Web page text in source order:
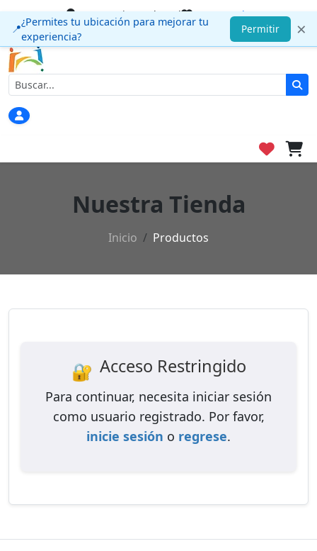
📍
¿Permites tu ubicación para mejorar tu
experiencia?
Permitir ×
22 usuarios en la red
Haz match!
contacto@encompra.com
Nuestra Tienda
Inicio Productos
🔐 Acceso Restringido
Para continuar, necesita iniciar sesión
como usuario registrado. Por favor,
inicie sesión o regrese.